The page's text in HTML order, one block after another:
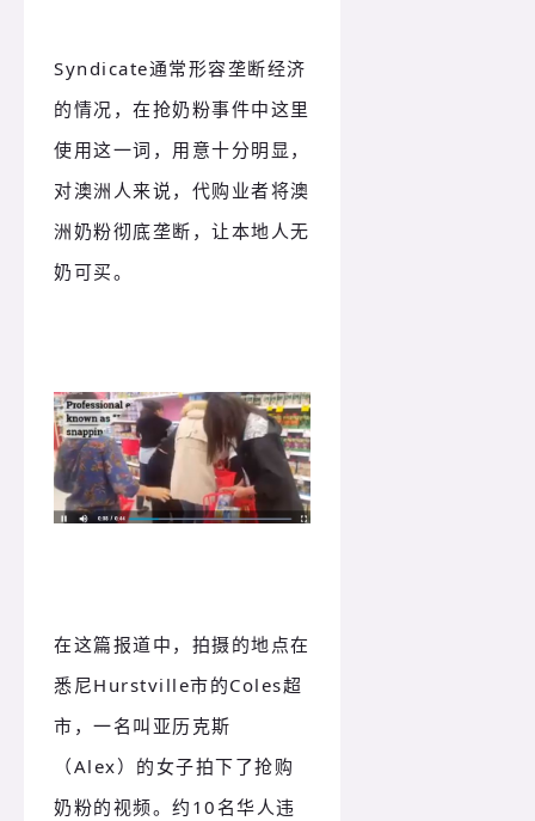
Syndicate通常形容垄断经济
的情况，在抢奶粉事件中这里
使用这一词，用意十分明显，
对澳洲人来说，代购业者将澳
洲奶粉彻底垄断，让本地人无
奶可买。
在这篇报道中，拍摄的地点在
悉尼Hurstville市的Coles超
市，一名叫亚历克斯
（Alex）的女子拍下了抢购
奶粉的视频。约10名华人违